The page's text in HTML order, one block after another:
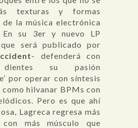
texturas y formas
la música electrónica
En su 3er y nuevo LP
que será publicado por
- defenderá con
su pasión
por operar con síntesis
hilvanar BPMs con
Pero es que ahí
Lagreca regresa más
más músculo que